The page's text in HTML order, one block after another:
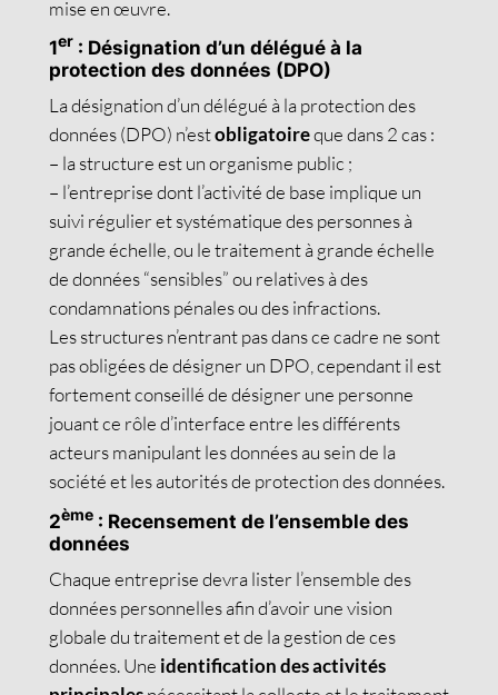
mise en œuvre.
1er : Désignation d’un délégué à la
protection des données (DPO)
La désignation d’un délégué à la protection des
données (DPO) n’estobligatoireque dans 2 cas :
– la structure est un organisme public ;
– l’entreprise dont l’activité de base implique un
suivi régulier et systématique des personnes à
grande échelle, ou le traitement à grande échelle
de données “sensibles” ou relatives à des
condamnations pénales ou des infractions.
Les structures n’entrant pas dans ce cadre ne sont
pas obligées de désigner un DPO, cependant il est
fortement conseillé de désigner une personne
jouant ce rôle d’interface entre les différents
acteurs manipulant les données au sein de la
société et les autorités de protection des données.
2ème: Recensement de l’ensemble des
données
Chaque entreprise devra lister l’ensemble des
données personnelles afin d’avoir une vision
globale du traitement et de la gestion de ces
données. Une identification des activités